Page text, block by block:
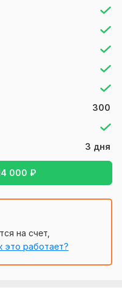
300
3 дня
000 ₽
на счет,
это работает?